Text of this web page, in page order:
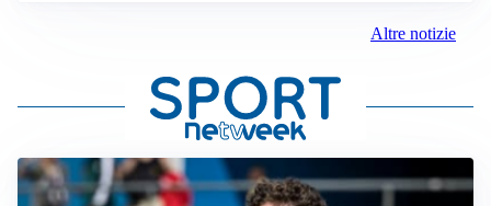
Altre notizie